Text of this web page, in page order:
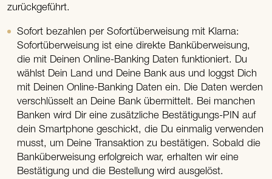
zurückgeführt.
Sofort bezahlen per Sofortüberweisung mit Klarna:
Sofortüberweisung ist eine direkte Banküberweisung,
die mit Deinen Online-Banking Daten funktioniert. Du
wählst Dein Land und Deine Bank aus und loggst Dich
mit Deinen Online-Banking Daten ein. Die Daten werden
verschlüsselt an Deine Bank übermittelt. Bei manchen
Banken wird Dir eine zusätzliche Bestätigungs-PIN auf
dein Smartphone geschickt, die Du einmalig verwenden
musst, um Deine Transaktion zu bestätigen. Sobald die
Banküberweisung erfolgreich war, erhalten wir eine
Bestätigung und die Bestellung wird ausgelöst.